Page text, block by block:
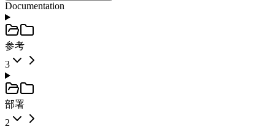
Documentation
参考
3
部署
2